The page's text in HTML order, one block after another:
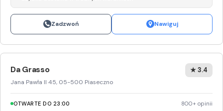
Zadzwoń Nawiguj
Da Grasso
Jana Pawła II 45, 05-500 Piaseczno
★ 3.4
OTWARTE DO 23:00 800+ opinii